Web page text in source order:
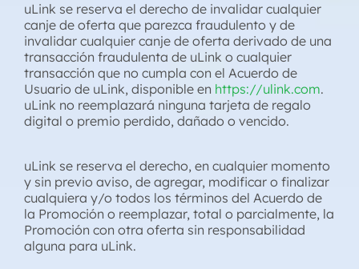
uLink se reserva el derecho de invalidar cualquier
canje de oferta que parezca fraudulento y de
invalidar cualquier canje de oferta derivado de una
transacción fraudulenta de uLink o cualquier
transacción que no cumpla con el Acuerdo de
Usuario de uLink, disponible en https://ulink.com.
uLink no reemplazará ninguna tarjeta de regalo
digital o premio perdido, dañado o vencido.
uLink se reserva el derecho, en cualquier momento
y sin previo aviso, de agregar, modificar o finalizar
cualquiera y/o todos los términos del Acuerdo de
la Promoción o reemplazar, total o parcialmente, la
Promoción con otra oferta sin responsabilidad
alguna para uLink.